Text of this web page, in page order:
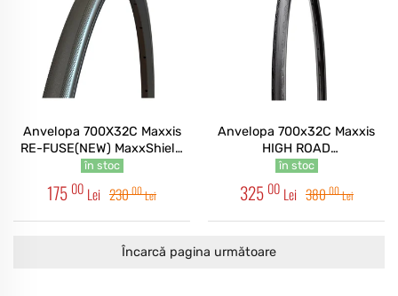
Anvelopa 700X32C Maxxis
RE-FUSE(NEW) MaxxShield
60TPI foldabil Road
în stoc
175 00 Lei 23000Lei
Anvelopa 700x32C Maxxis
HIGH ROAD
HYPR/K2/ONE70/TR 170TPI
foldabil Carbon Fiber Road
în stoc
325 00 Lei 38000Lei
Încarcă pagina următoare